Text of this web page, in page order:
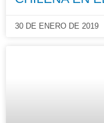
30 DE ENERO DE 2019